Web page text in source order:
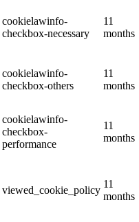
cookielawinfo-
checkbox-necessary
11
months
cookielawinfo-
checkbox-others
11
months
cookielawinfo-
checkbox-
performance
11
months
viewed_cookie_policy
11
months